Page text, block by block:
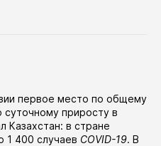
первое место по общему
суточному приросту в
Казахстан: в стране
1 400 случаев COVID-19. В